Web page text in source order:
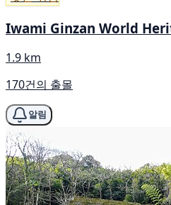
Iwami Ginzan World
1.9 km
170건의 출몰
알림